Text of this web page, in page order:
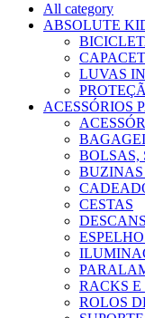
All category
ABSOLUTE
LUVAS
ACESSÓRIOS
BOLSAS,
CESTAS
RACKS E
ROLOS